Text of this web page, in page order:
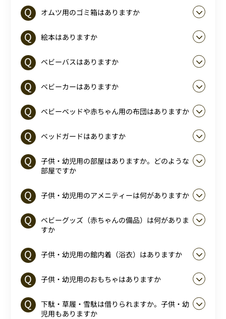
オムツ用のゴミ箱はありますか
絵本はありますか
ベビーバスはありますか
ベビーカーはありますか
ベビーベッドや赤ちゃん用の布団はありますか
ベッドガードはありますか
子供・幼児用の部屋はありますか。どのような
部屋ですか
子供・幼児用のアメニティーは何がありますか
ベビーグッズ（赤ちゃんの備品）は何がありま
すか
子供・幼児用の館内着（浴衣）はありますか
子供・幼児用のおもちゃはありますか
下駄・草履・雪駄は借りられますか。子供・幼
児用もありますか